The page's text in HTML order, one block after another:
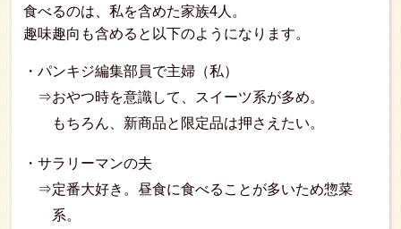
食べるのは、私を含めた家族4人。
趣味趣向も含めると以下のようになります。
・パンキジ編集部員で主婦（私）
⇒おやつ時を意識して、スイーツ系が多め。
もちろん、新商品と限定品は押さえたい。
・サラリーマンの夫
⇒定番大好き。昼食に食べることが多いため惣菜
系。